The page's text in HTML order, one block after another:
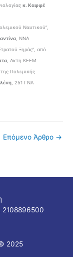
κ. Καφφέ
Ναυτικού”,
, ΝΝΑ
Ξηράς”, από
, Δκτη ΚΕΕΜ
Πολεμικής
, 251 ΓΝΑ
Επόμενο Άρθρο →
2108896500
2025